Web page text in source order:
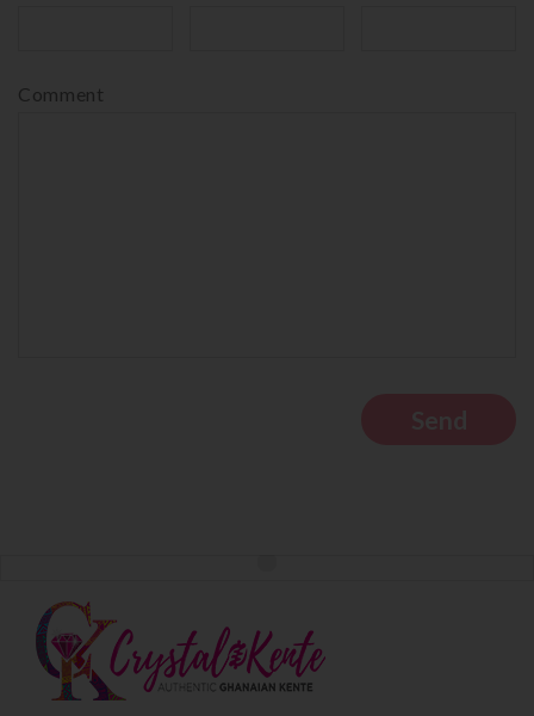
Comment